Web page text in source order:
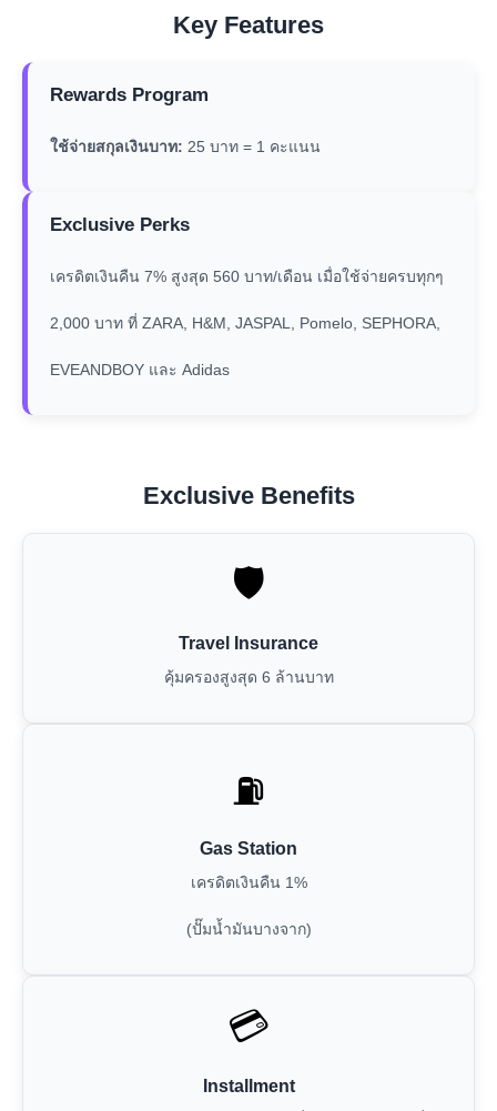
Key Features
Rewards Program
ใช้จ่ายสกุลเงินบาท: 25 บาท = 1 คะแนน
Exclusive Perks
เครดิตเงินคืน 7% สูงสุด 560 บาท/เดือน เมื่อใช้จ่ายครบทุกๆ
2,000 บาท ที่ ZARA, H&M, JASPAL, Pomelo, SEPHORA,
EVEANDBOY และ Adidas
Exclusive Benefits
🛡️
Travel Insurance
คุ้มครองสูงสุด 6 ล้านบาท
⛽
Gas Station
เครดิตเงินคืน 1%
(ปั๊มน้ำมันบางจาก)
💳
Installment